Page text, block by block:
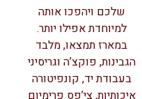
שלכם ויהפכו אותה
למיוחדת אפילו יותר.
במארז תמצאו, מלבד
הגבינות, פוקצ’ה וגריסיני
בעבודת יד, קונפיטורה
איכותיות, צי’פס פרימיום